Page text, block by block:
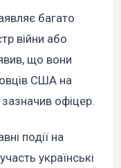
багато
війни або
що вони
США на
офіцер.
події на
українські